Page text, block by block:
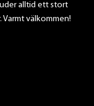
alltid ett stort
välkommen!